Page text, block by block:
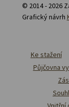
© 2014 - 2026
Grafický návrh
Ke stažení
Půjčovna